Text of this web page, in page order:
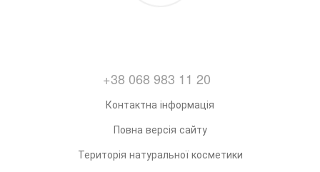
+38 068 983 11 20
Контактна інформація
Повна версія сайту
Територія натуральної косметики